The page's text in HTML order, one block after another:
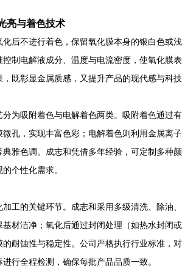
亮与着色技术
化后不进行着色，保留氧化膜本身的银白色或浅
制电解液成分、温度与电流密度，使氧化膜表
既彰显金属质感，又提升产品的现代感与科技
分为吸附着色与电解着色两类。吸附着色通过有
孔，实现丰富色彩；电解着色则利用金属离子
雅色调。成志和凭借多年经验，可定制多种颜
个性化需求。
工的关键环节。成志和采用多级清洗、除油、
材洁净；氧化后通过封闭处理（如热水封闭或
耐蚀性与稳定性。公司严格执行行业标准，对
行全程检测，确保每批产品品质一致。